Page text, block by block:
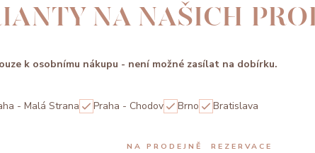
NA NAŠICH
k osobnímu nákupu - není možné zasílat na dobírku.
- Malá Strana Praha - Chodov Brno Bratislava
NA PRODEJNĚ REZERVACE